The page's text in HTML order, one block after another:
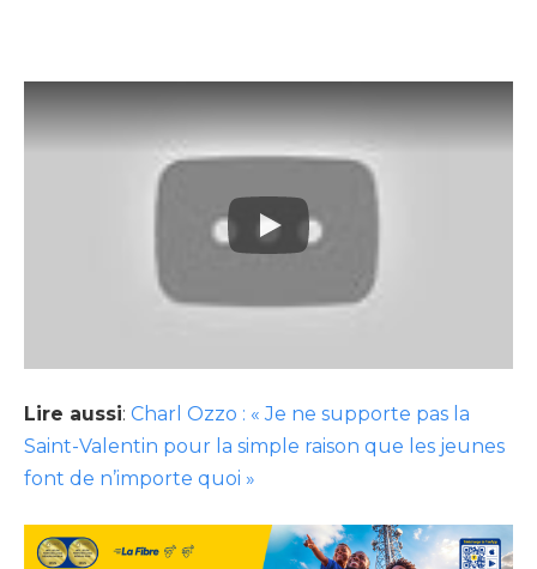
Lire aussi: Charl Ozzo : « Je ne supporte pas la
Saint-Valentin pour la simple raison que les jeunes
font de n’importe quoi »